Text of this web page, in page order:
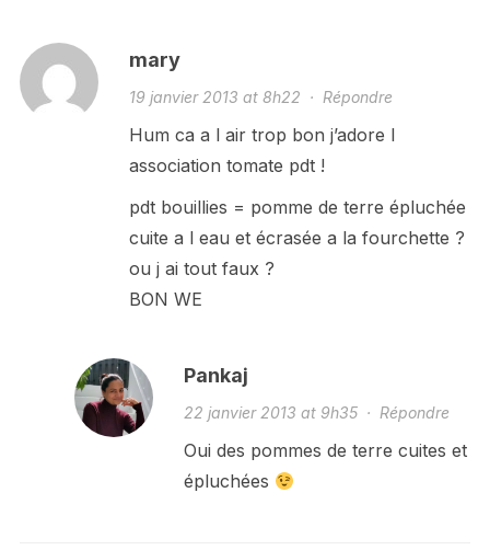
mary
19 janvier 2013 at 8h22 · Répondre
Hum ca a l air trop bon j’adore l
association tomate pdt !
pdt bouillies = pomme de terre épluchée
cuite a l eau et écrasée a la fourchette ?
ou j ai tout faux ?
BON WE
Pankaj
22 janvier 2013 at 9h35· Répondre
Oui des pommes de terre cuites et
épluchées